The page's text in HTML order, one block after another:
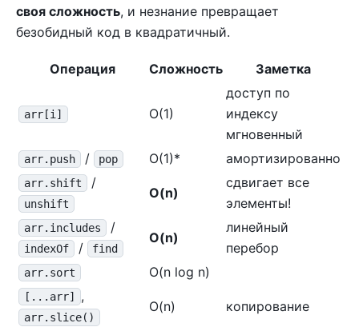
своя сложность, и незнание превращает
безобидный код в квадратичный.
Операция Сложность Заметка
arr[i] O(1)
доступ по
индексу
мгновенный
arr.push / pop O(1)* амортизированно
arr.shift /
unshift
O(n)
сдвигает все
элементы!
arr.includes /
indexOf / find
O(n)
линейный
перебор
arr.sort O(n log n)
[...arr] ,
arr.slice()
O(n) копирование